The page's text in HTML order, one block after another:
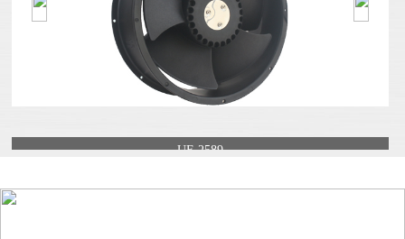
UF-2589